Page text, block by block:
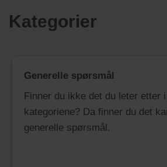
Kategorier
Generelle spørsmål
Finner du ikke det du leter etter
kategoriene? Da finner du det
generelle spørsmål.